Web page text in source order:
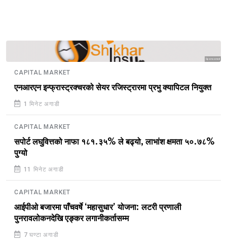
Sponsored
CAPITAL MARKET
एनआरएन इन्फ्रास्ट्रक्चरको सेयर रजिस्ट्रारमा प्रभु क्यापिटल नियुक्त
1 मिनेट अगाडी
CAPITAL MARKET
सपोर्ट लघुवित्तको नाफा १८१.३५% ले बढ्यो, लाभांश क्षमता ५०.७८%
पुग्यो
11 मिनेट अगाडी
CAPITAL MARKET
आईपीओ बजारमा पाँचवर्षे ‘महासुधार’ योजना: लटरी प्रणाली
पुनरावलोकनदेखि एङ्कर लगानीकर्तासम्म
7 घण्टा अगाडी